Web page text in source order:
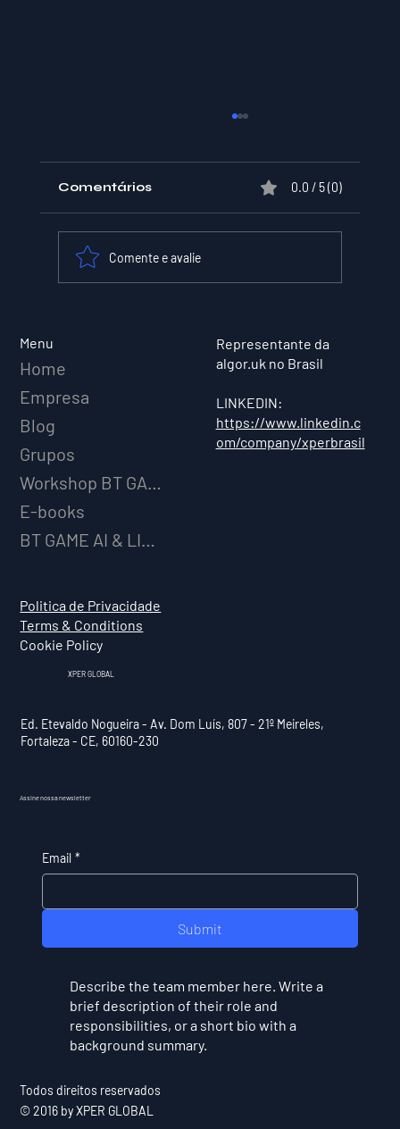
Comentários 0.0 / 5 (0)
Comente e avalie
Menu
Home
Empresa
Blog
Grupos
E-books
Politica de Privacidade
Terms & Conditions
Cookie Policy
Representante da
algor.uk no Brasil
LINKEDIN:
https://www.linkedin.c
om/company/xperbrasil
XPER GLOBAL
Ed. Etevaldo Nogueira - Av. Dom Luís, 807 - 21º Meireles,
Fortaleza - CE, 60160-230
Assine nossa newsletter
Email *
Submit
Describe the team member here. Write a
brief description of their role and
responsibilities, or a short bio with a
background summary.
Todos direitos reservados
© 2016 by XPER GLOBAL